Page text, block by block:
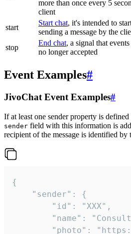
more than once every 5
client
start
Start chat, it's intended to
sending a message by the
stop
End chat, a signal that
no longer accepted
Event Examples#
JivoChat Event Examples#
If at least one sender property is
sender field with this information is
recipient of the message is identified by
{